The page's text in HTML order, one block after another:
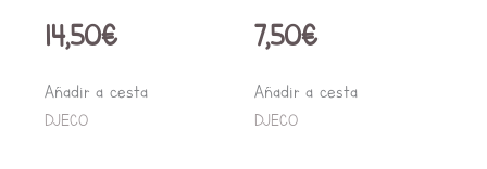
14,50€
Añadir a cesta
DJECO
7,50€
Añadir a cesta
DJECO